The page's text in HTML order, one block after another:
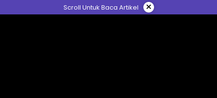
ke
Scroll Untuk Baca Artikel ×